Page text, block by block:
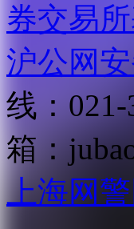
券交易
沪公网
线：021-
箱：
上海网